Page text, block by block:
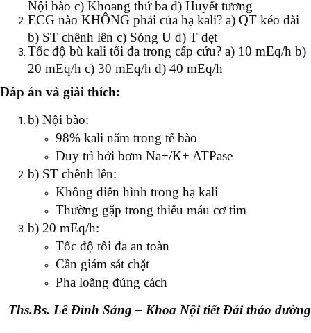
Nội bào c) Khoang thứ ba d) Huyết tương
ECG nào KHÔNG phải của hạ kali? a) QT kéo dài
b) ST chênh lên c) Sóng U d) T dẹt
Tốc độ bù kali tối đa trong cấp cứu? a) 10 mEq/h b)
20 mEq/h c) 30 mEq/h d) 40 mEq/h
Đáp án và giải thích:
b) Nội bào:
98% kali nằm trong tế bào
Duy trì bởi bơm Na+/K+ ATPase
b) ST chênh lên:
Không điển hình trong hạ kali
Thường gặp trong thiếu máu cơ tim
b) 20 mEq/h:
Tốc độ tối đa an toàn
Cần giám sát chặt
Pha loãng đúng cách
Ths.Bs. Lê Đình Sáng – Khoa Nội tiết Đái tháo đường